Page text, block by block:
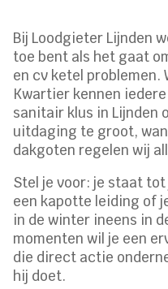
Bij Loodgieter Lijnden
toe bent als het gaat
en cv ketel problemen.
Kwartier kennen
sanitair klus in Lijnden
uitdaging te groot,
dakgoten regelen wij
Stel je voor: je staat
een kapotte leiding of
in de winter ineens in
momenten wil je een
die direct actie
hij doet.